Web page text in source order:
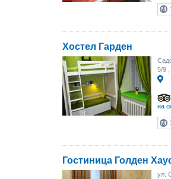
Хостел Гарден
5/9
на
Гостиница Голден
ул.